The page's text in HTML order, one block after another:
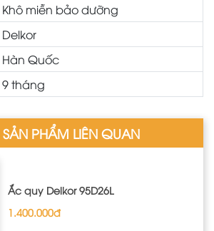
Khô miễn bảo dưỡng
Delkor
Hàn Quốc
9 tháng
PHẨM LIÊN QUAN
Ắc quy Delkor 95D26L
1.400.000đ